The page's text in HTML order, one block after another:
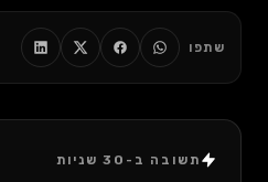
הטעות הכי נפוצה שאני רואה
שתפו
תשובה ב-30 שניות